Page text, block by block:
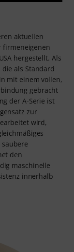
aktuellen
firmeneigenen
hergestellt. Als
als Standard
mit einem vollen,
gebracht
der A-Serie ist
zur
wird,
den
maschinelle
innerhalb